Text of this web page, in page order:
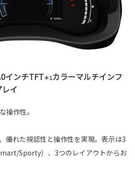
インチTFT＊1カラーマルチインフ
イ
操作性。
優れた視認性と操作性を実現。表示は3
Sporty）、3つのレイアウトからお